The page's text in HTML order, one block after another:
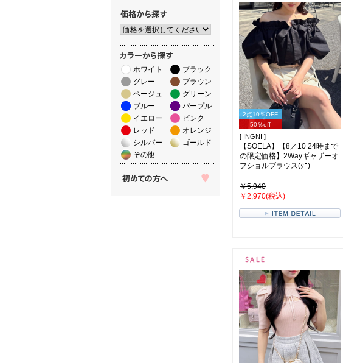
ホワイト
ブラック
グレー
ブラウン
ベージュ
グリーン
ブルー
パープル
イエロー
ピンク
レッド
オレンジ
シルバー
ゴールド
その他
2点10％OFF
50％off
[ INGNI ]
【SOELA】【8／10 24時まで
の限定価格】2Wayギャザーオ
フショルブラウス(ｸﾛ)
￥5,940
￥2,970(税込)